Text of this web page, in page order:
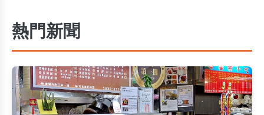
熱門新聞